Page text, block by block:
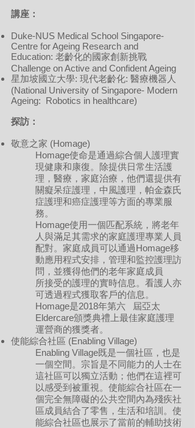
講座：
Duke-NUS Medical School Singapore-
Centre for Ageing Research and
Education: 老齡化的國家創新挑戰
Challenge on Active and Confident Ageing
星加坡國立大學: 現代老齡化: 醫療機器人
(National University of Singapore- Modern
Ageing: Robotics in healthcare)
探訪：
敬意之家 (Homage)
Homage使命是通過綜合個人護理實
現健康和康復。除提供日常生活護
理，醫療，家庭治療，他們還提供有
關癡呆症護理，中風護理，帕金森氏
症護理和癌症護理等方面的專業服
務。
Homage使用一個匹配系統，將老年
人與滿足其需求的家庭護理專業人員
配對。家庭成員可以通過Homage移
動應用程式安排，管理和監控護理訪
問，並獲得他們的老年家庭成員
所接受的護理的實時信息。看護人亦
可透過程式獲取客戶的信息。
Homage是2018年第六 屆亞太
Eldercare頒獎典禮上最佳家庭護理
運營商的獲獎者。
使能綜合社區 (Enabling Village)
Enabling Village既是一個社區，也是
一個空間。宗旨是不同能力的人士在
這社區可以獨立活動；他們在這裡可
以感受到被重視。使能綜合社區在一
個完全無障礙的公共空間內為殘疾社
區成員結合了零售，生活和培訓。使
能綜合社區也展示了當前的輔助技術